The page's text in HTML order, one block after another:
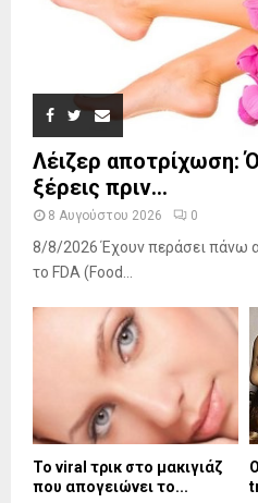
Λέιζερ αποτρίχωση:
ξέρεις πριν...
8 Αυγούστου 2026 0
8/8/2026 Έχουν περάσει πάνω
το FDA (Food...
Το viral τρικ στο μακιγιάζ
που απογειώνει το...